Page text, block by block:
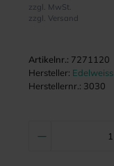
zzgl. MwSt.
zzgl. Versand
Artikelnr.: 7271120
Hersteller: Edelweiss
Herstellernr.: 3030